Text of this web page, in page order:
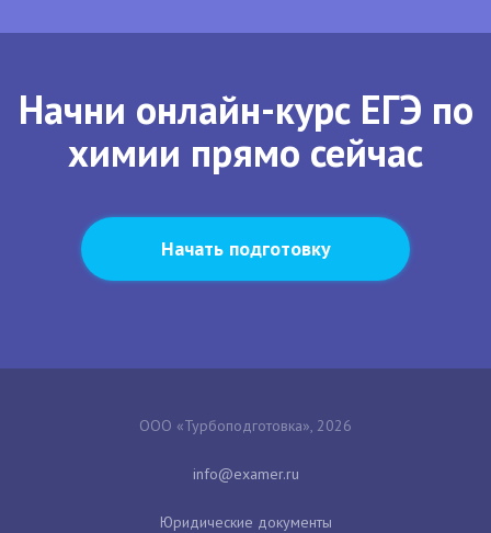
Начни онлайн-курс ЕГЭ по
химии прямо сейчас
Начать подготовку
ООО «Турбоподготовка», 2026
Юридические документы